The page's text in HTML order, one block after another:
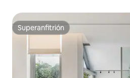
Superanfitrión
Superanfitrión